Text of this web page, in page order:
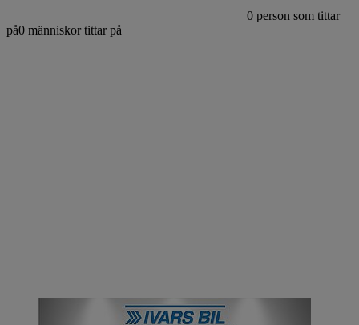
0 person som tittar
på0 människor tittar på